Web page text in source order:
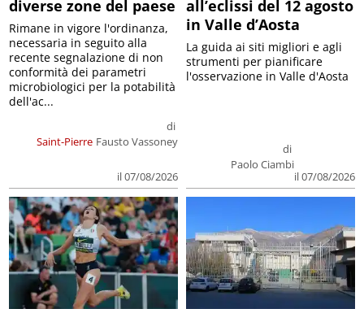
diverse zone del paese
Saint-Pierre
di
Fausto Vassoney
il 07/08/2026
Rimane in vigore l'ordinanza,
necessaria in seguito alla
recente segnalazione di non
conformità dei parametri
microbiologici per la potabilità
dell'ac...
all’eclissi del 12 agosto
in Valle d’Aosta
di
Paolo Ciambi
il 07/08/2026
La guida ai siti migliori e agli
strumenti per pianificare
l'osservazione in Valle d'Aosta